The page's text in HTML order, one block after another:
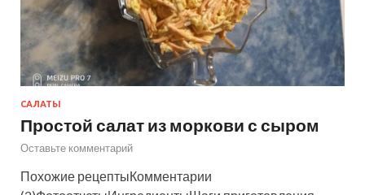
САЛАТЫ
Простой салат из моркови с сыром
Оставьте комментарий
Похожие рецептыКомментарии